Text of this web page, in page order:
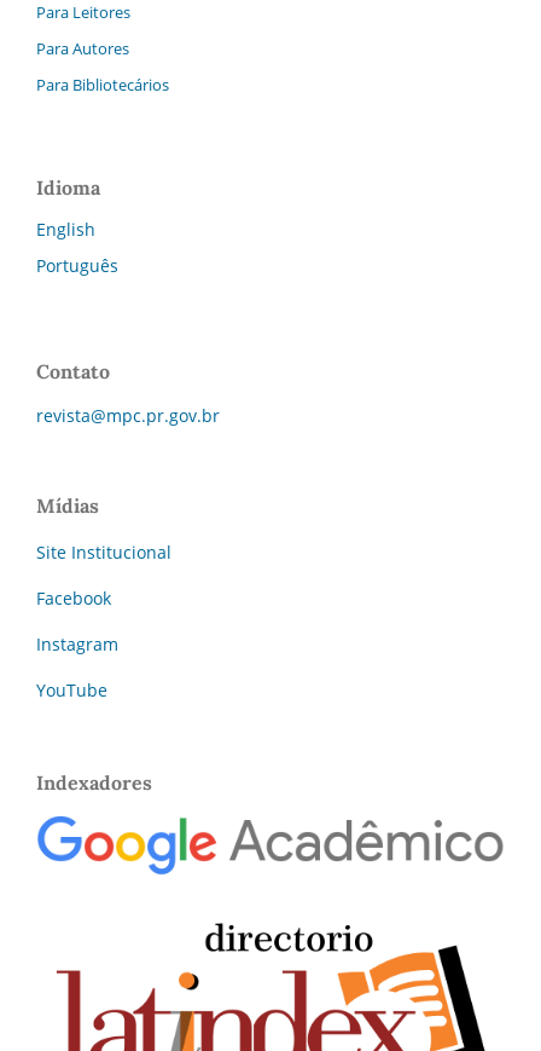
Para Leitores
Para Autores
Para Bibliotecários
Idioma
English
Português
Contato
revista@mpc.pr.gov.br
Mídias
Site Institucional
Facebook
Instagram
YouTube
Indexadores